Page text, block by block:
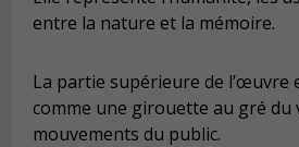
entre la nature et la mémoire.
La partie supérieure de l’œuvre
comme une girouette au gré du
mouvements du public.